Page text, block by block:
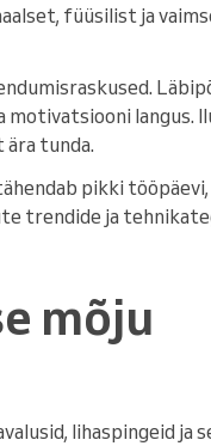
füüsilist ja
langus.
tunda.
pikki
trendide ja
mõju
lihaspingeid ja